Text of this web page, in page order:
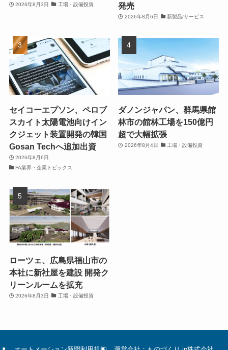
2026年8月3日 工場・設備投資
発売
2026年8月6日 新製品/サービス
セイコーエプソン、ペロブ
スカイト太陽電池向けイン
クジェット装置開発の韓国
Gosan Techへ追加出資
2026年8月6日
FA業界・企業トピックス
ダノンジャパン、群馬県館
林市の館林工場を150億円
超で大幅拡張
2026年8月4日 工場・設備投資
ローツェ、広島県福山市の
本社に新社屋を建設 開発ク
リーンルームを拡充
2026年8月3日 工場・設備投資